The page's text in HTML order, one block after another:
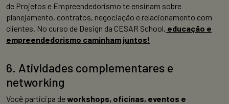
de Projetos e Empreendedorismo te ensinam sobre
planejamento, contratos, negociação e relacionamento com
clientes. No curso de Design da CESAR School, educação e
empreendedorismo caminham juntos!
6. Atividades complementares e
networking
Você participa deworkshops, oficinas, eventos e